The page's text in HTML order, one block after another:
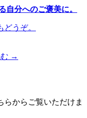
自分へのご褒美に。
うぞ。
む →
らからご覧いただけま